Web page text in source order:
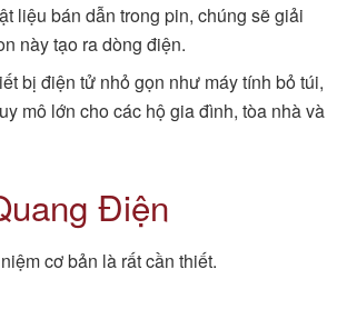
liệu bán dẫn trong pin, chúng sẽ giải
này tạo ra dòng điện.
bị điện tử nhỏ gọn như máy tính bỏ túi,
mô lớn cho các hộ gia đình, tòa nhà và
Điện
cơ bản là rất cần thiết.